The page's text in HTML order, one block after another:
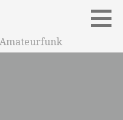
Amateurfunk